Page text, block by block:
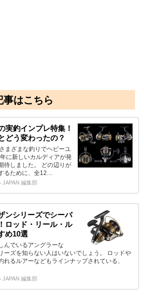
事はこちら
実釣インプレ特集！
どう変わったの？
まざまな釣りでヘビーユ
に新しいカルディアが発
待しました。 どの辺りが
るために、全12…
JAPAN 編集部
ンシリーズでシーバ
ロッド・リール・ル
め10選
んでいるアングラーな
ーズを知らない人はいないでしょう。 ロッドや
れるルアーなどもラインナップされている、
JAPAN 編集部